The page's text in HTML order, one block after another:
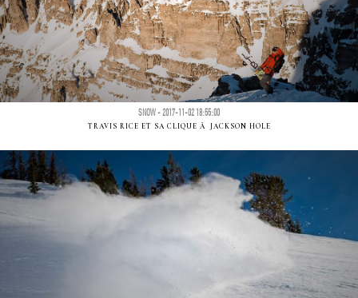
SNOW - 2017-11-02 18:55:00
TRAVIS RICE ET SA CLIQUE Ã JACKSON HOLE